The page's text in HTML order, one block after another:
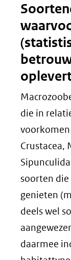
die in
voorkomen
Crustacea,
soorten
genieten
deels wel
daarmee